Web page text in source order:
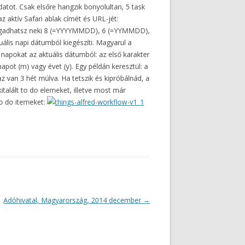
Csak elsőre hangzik bonyolultan, 5 task
aktív Safari ablak címét és URL-jét:
neki 8 (=YYYYMMDD), 6 (=YYMMDD),
napi dátumból kiegészíti. Magyarul a
az aktuális dátumból: az első karakter
(m) vagy évet (y). Egy példán keresztül: a
3 hét múlva. Ha tetszik és kipróbálnád, a
to do elemeket, illetve most már
do itemeket:
Adóhivatal, Magyarország, 2014 december →